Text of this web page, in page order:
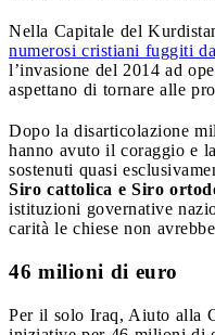
Nella Capitale del
numerosi cristiani fuggiti
l’invasione del 2014 ad
aspettano di tornare alle
Dopo la disarticolazione
hanno avuto il coraggio e
sostenuti quasi
Siro cattolica e Siro
istituzioni governative
carità le chiese non
46 milioni di euro
Per il solo Iraq, Aiuto alla